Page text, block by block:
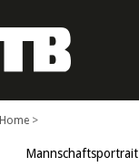
Mannschaftsportrait
Home >